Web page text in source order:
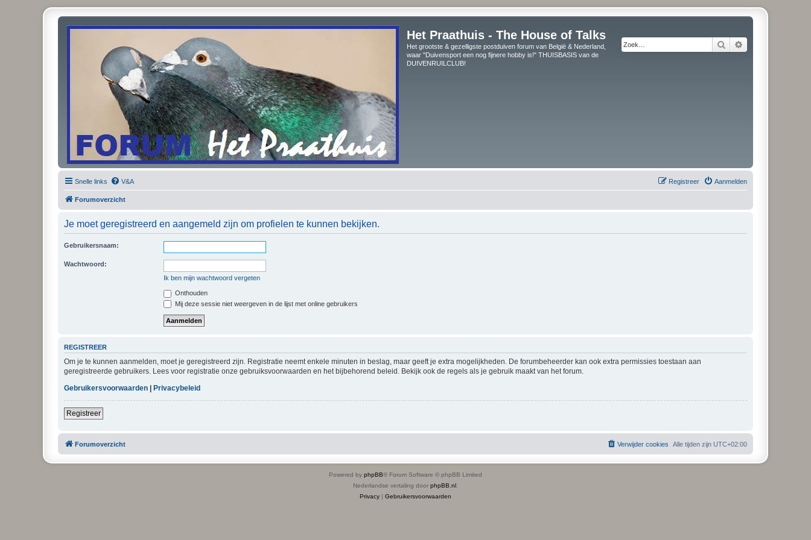
Het Praathuis - The House of Talks
Het grootste & gezelligste postduiven forum van België & Nederland,
waar "Duivensport een nog fijnere hobby is!" THUISBASIS van de
DUIVENRUILCLUB!
Zoek
Snelle links V&A Aanmelden
Registreer
Forumoverzicht
Je moet geregistreerd en aangemeld zijn om profielen te kunnen bekijken.
Gebruikersnaam:
Wachtwoord:
Ik ben mijn wachtwoord vergeten
Onthouden
Mij deze sessie niet weergeven in de lijst met online gebruikers
REGISTREER
Om je te kunnen aanmelden, moet je geregistreerd zijn. Registratie neemt enkele minuten in beslag, maar geeft je extra mogelijkheden. De forumbeheerder kan ook extra permissies toestaan aan
geregistreerde gebruikers. Lees voor registratie onze gebruiksvoorwaarden en het bijbehorend beleid. Bekijk ook de regels als je gebruik maakt van het forum.
Gebruikersvoorwaarden | Privacybeleid
Registreer
Forumoverzicht Alle tijden zijn UTC+02:00
Verwijder cookies
Powered by phpBB® Forum Software © phpBB Limited
Nederlandse vertaling door phpBB.nl
Privacy | Gebruikersvoorwaarden